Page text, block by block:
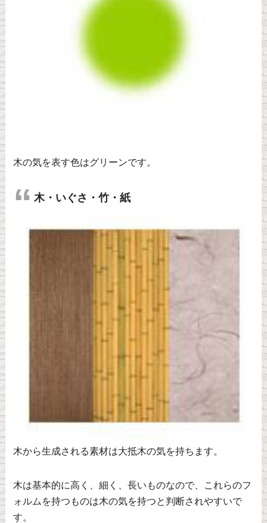
木の気を表す色はグリーンです。
木・いぐさ・竹・紙
木から生成される素材は大抵木の気を持ちます。
木は基本的に高く、細く、長いものなので、これらのフ
ォルムを持つものは木の気を持つと判断されやすいで
す。